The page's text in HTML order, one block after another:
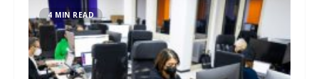
4 MIN READ